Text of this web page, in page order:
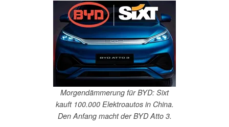
Morgendämmerung für BYD: Sixt
kauft 100.000 Elektroautos in China.
Den Anfang macht der BYD Atto 3.